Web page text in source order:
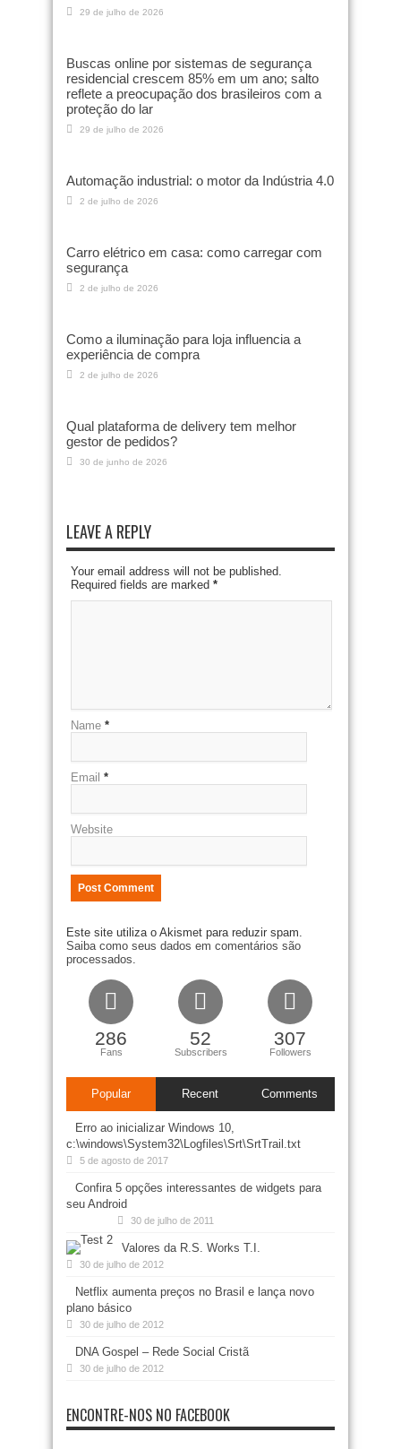
29 de julho de 2026
Buscas online por sistemas de segurança
residencial crescem 85% em um ano; salto
reflete a preocupação dos brasileiros com a
proteção do lar
29 de julho de 2026
Automação industrial: o motor da Indústria 4.0
2 de julho de 2026
Carro elétrico em casa: como carregar com
segurança
2 de julho de 2026
Como a iluminação para loja influencia a
experiência de compra
2 de julho de 2026
Qual plataforma de delivery tem melhor
gestor de pedidos?
30 de junho de 2026
LEAVE A REPLY
Your email address will not be published.
Required fields are marked *
Name *
Email *
Website
Este site utiliza o Akismet para reduzir spam.
Saiba como seus dados em comentários são
processados.
286
Fans
52
Subscribers
307
Followers
Popular Recent Comments
Erro ao inicializar Windows 10,
c:\windows\System32\Logfiles\Srt\SrtTrail.txt
5 de agosto de 2017
Confira 5 opções interessantes de widgets para
seu Android
30 de julho de 2011
Valores da R.S. Works T.I.
30 de julho de 2012
Netflix aumenta preços no Brasil e lança novo
plano básico
30 de julho de 2012
DNA Gospel – Rede Social Cristã
30 de julho de 2012
ENCONTRE-NOS NO FACEBOOK